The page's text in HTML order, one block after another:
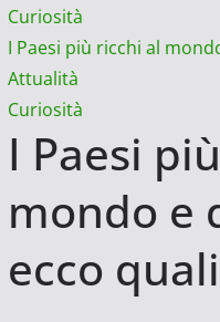
Curiosità
I Paesi più ricchi al
Attualità
Curiosità
I Paesi
mondo e
ecco